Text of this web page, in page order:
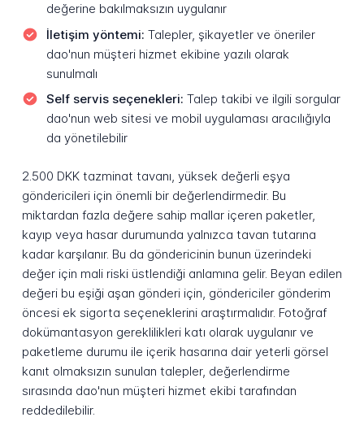
değerine bakılmaksızın uygulanır
İletişim yöntemi: Talepler, şikayetler ve öneriler
dao'nun müşteri hizmet ekibine yazılı olarak
sunulmalı
Self servis seçenekleri: Talep takibi ve ilgili sorgular
dao'nun web sitesi ve mobil uygulaması aracılığıyla
da yönetilebilir
2.500 DKK tazminat tavanı, yüksek değerli eşya
göndericileri için önemli bir değerlendirmedir. Bu
miktardan fazla değere sahip mallar içeren paketler,
kayıp veya hasar durumunda yalnızca tavan tutarına
kadar karşılanır. Bu da göndericinin bunun üzerindeki
değer için mali riski üstlendiği anlamına gelir. Beyan edilen
değeri bu eşiği aşan gönderi için, göndericiler gönderim
öncesi ek sigorta seçeneklerini araştırmalıdır. Fotoğraf
dokümantasyon gereklilikleri katı olarak uygulanır ve
paketleme durumu ile içerik hasarına dair yeterli görsel
kanıt olmaksızın sunulan talepler, değerlendirme
sırasında dao'nun müşteri hizmet ekibi tarafından
reddedilebilir.